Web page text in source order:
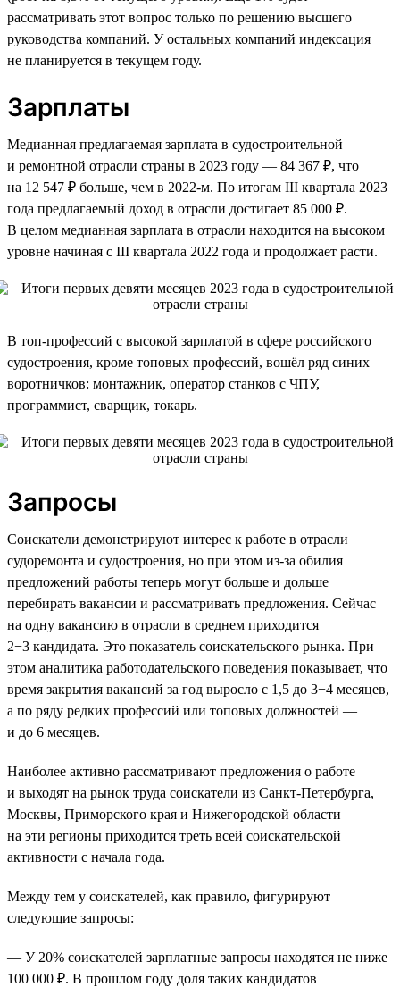
рассматривать этот вопрос только по решению высшего
руководства компаний. У остальных компаний индексация
не планируется в текущем году.
Зарплаты
Медианная предлагаемая зарплата в судостроительной
и ремонтной отрасли страны в 2023 году — 84 367 ₽, что
на 12 547 ₽ больше, чем в 2022-м. По итогам III квартала 2023
года предлагаемый доход в отрасли достигает 85 000 ₽.
В целом медианная зарплата в отрасли находится на высоком
уровне начиная с III квартала 2022 года и продолжает расти.
В топ-профессий с высокой зарплатой в сфере российского
судостроения, кроме топовых профессий, вошёл ряд синих
воротничков: монтажник, оператор станков с ЧПУ,
программист, сварщик, токарь.
Запросы
Соискатели демонстрируют интерес к работе в отрасли
судоремонта и судостроения, но при этом из-за обилия
предложений работы теперь могут больше и дольше
перебирать вакансии и рассматривать предложения. Сейчас
на одну вакансию в отрасли в среднем приходится
2−3 кандидата. Это показатель соискательского рынка. При
этом аналитика работодательского поведения показывает, что
время закрытия вакансий за год выросло с 1,5 до 3−4 месяцев,
а по ряду редких профессий или топовых должностей —
и до 6 месяцев.
Наиболее активно рассматривают предложения о работе
и выходят на рынок труда соискатели из Санкт-Петербурга,
Москвы, Приморского края и Нижегородской области —
на эти регионы приходится треть всей соискательской
активности с начала года.
Между тем у соискателей, как правило, фигурируют
следующие запросы:
— У 20% соискателей зарплатные запросы находятся не ниже
100 000 ₽. В прошлом году доля таких кандидатов